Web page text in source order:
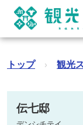
トップ › 観光
伝七邸